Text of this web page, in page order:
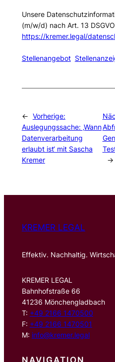
Unsere
(m/w/d) nach Art. 13
https://kremer.legal/
Stellenangebot
← Vorherige:
Auslegungssache: ‚Wann
Datenverarbeitung
erlaubt ist‘ mit Sascha
Kremer
→
KREMER LEGAL
Effektiv. Nachhaltig.
KREMER LEGAL
Bahnhofstraße 66
41236 Mönchengladbach
T: +49 2166 1470500
F: +49 2166 1470501
M: info@kremer.legal
NAVIGATION